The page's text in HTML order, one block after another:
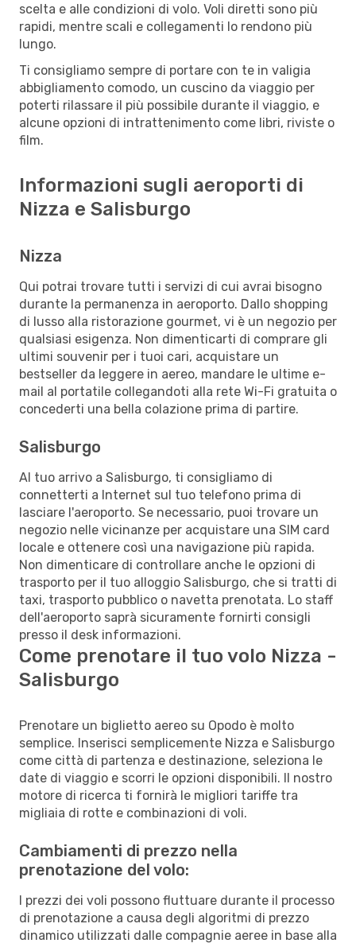
scelta e alle condizioni di volo. Voli diretti sono più
rapidi, mentre scali e collegamenti lo rendono più
lungo.
Ti consigliamo sempre di portare con te in valigia
abbigliamento comodo, un cuscino da viaggio per
poterti rilassare il più possibile durante il viaggio, e
alcune opzioni di intrattenimento come libri, riviste o
film.
Informazioni sugli aeroporti di
Nizza e Salisburgo
Nizza
Qui potrai trovare tutti i servizi di cui avrai bisogno
durante la permanenza in aeroporto. Dallo shopping
di lusso alla ristorazione gourmet, vi è un negozio per
qualsiasi esigenza. Non dimenticarti di comprare gli
ultimi souvenir per i tuoi cari, acquistare un
bestseller da leggere in aereo, mandare le ultime e-
mail al portatile collegandoti alla rete Wi-Fi gratuita o
concederti una bella colazione prima di partire.
Salisburgo
Al tuo arrivo a Salisburgo, ti consigliamo di
connetterti a Internet sul tuo telefono prima di
lasciare l'aeroporto. Se necessario, puoi trovare un
negozio nelle vicinanze per acquistare una SIM card
locale e ottenere così una navigazione più rapida.
Non dimenticare di controllare anche le opzioni di
trasporto per il tuo alloggio Salisburgo, che si tratti di
taxi, trasporto pubblico o navetta prenotata. Lo staff
dell'aeroporto saprà sicuramente fornirti consigli
presso il desk informazioni.
Come prenotare il tuo volo Nizza -
Salisburgo
Prenotare un biglietto aereo su Opodo è molto
semplice. Inserisci semplicemente Nizza e Salisburgo
come città di partenza e destinazione, seleziona le
date di viaggio e scorri le opzioni disponibili. Il nostro
motore di ricerca ti fornirà le migliori tariffe tra
migliaia di rotte e combinazioni di voli.
Cambiamenti di prezzo nella
prenotazione del volo:
I prezzi dei voli possono fluttuare durante il processo
di prenotazione a causa degli algoritmi di prezzo
dinamico utilizzati dalle compagnie aeree in base alla